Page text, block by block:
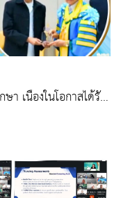
เนื่องในโอกาสได้รับ
ประจำปีการศึกษา